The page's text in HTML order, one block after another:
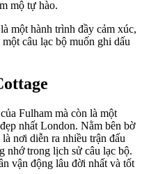
mộ tự hào.
một hành trình đầy cảm xúc,
câu lạc bộ muốn ghi dấu
Fulham mà còn là một
nhất London. Nằm bên bờ
nơi diễn ra nhiều trận đấu
nhớ trong lịch sử câu lạc bộ.
vận động lâu đời nhất và tốt